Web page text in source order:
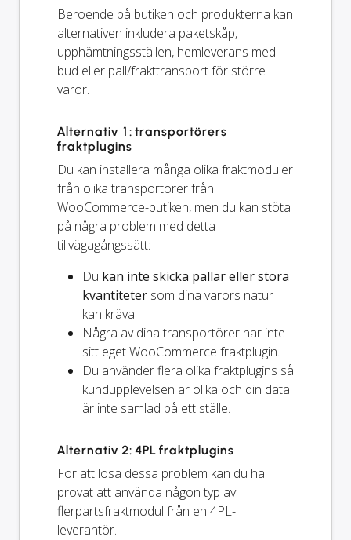
Beroende på butiken och produkterna kan
alternativen inkludera paketskåp,
upphämtningsställen, hemleverans med
bud eller pall/frakttransport för större
varor.
Alternativ 1: transportörers
fraktplugins
Du kan installera många olika fraktmoduler
från olika transportörer från
WooCommerce-butiken, men du kan stöta
på några problem med detta
tillvägagångssätt:
Du kan inte skicka pallar eller stora
kvantiteter som dina varors natur
kan kräva.
Några av dina transportörer har inte
sitt eget WooCommerce fraktplugin.
Du använder flera olika fraktplugins så
kundupplevelsen är olika och din data
är inte samlad på ett ställe.
Alternativ 2: 4PL fraktplugins
För att lösa dessa problem kan du ha
provat att använda någon typ av
flerpartsfraktmodul från en 4PL-
leverantör.